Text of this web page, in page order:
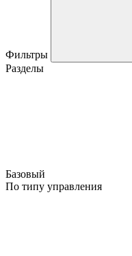
Фильтры
Разделы
Базовый
По типу управления